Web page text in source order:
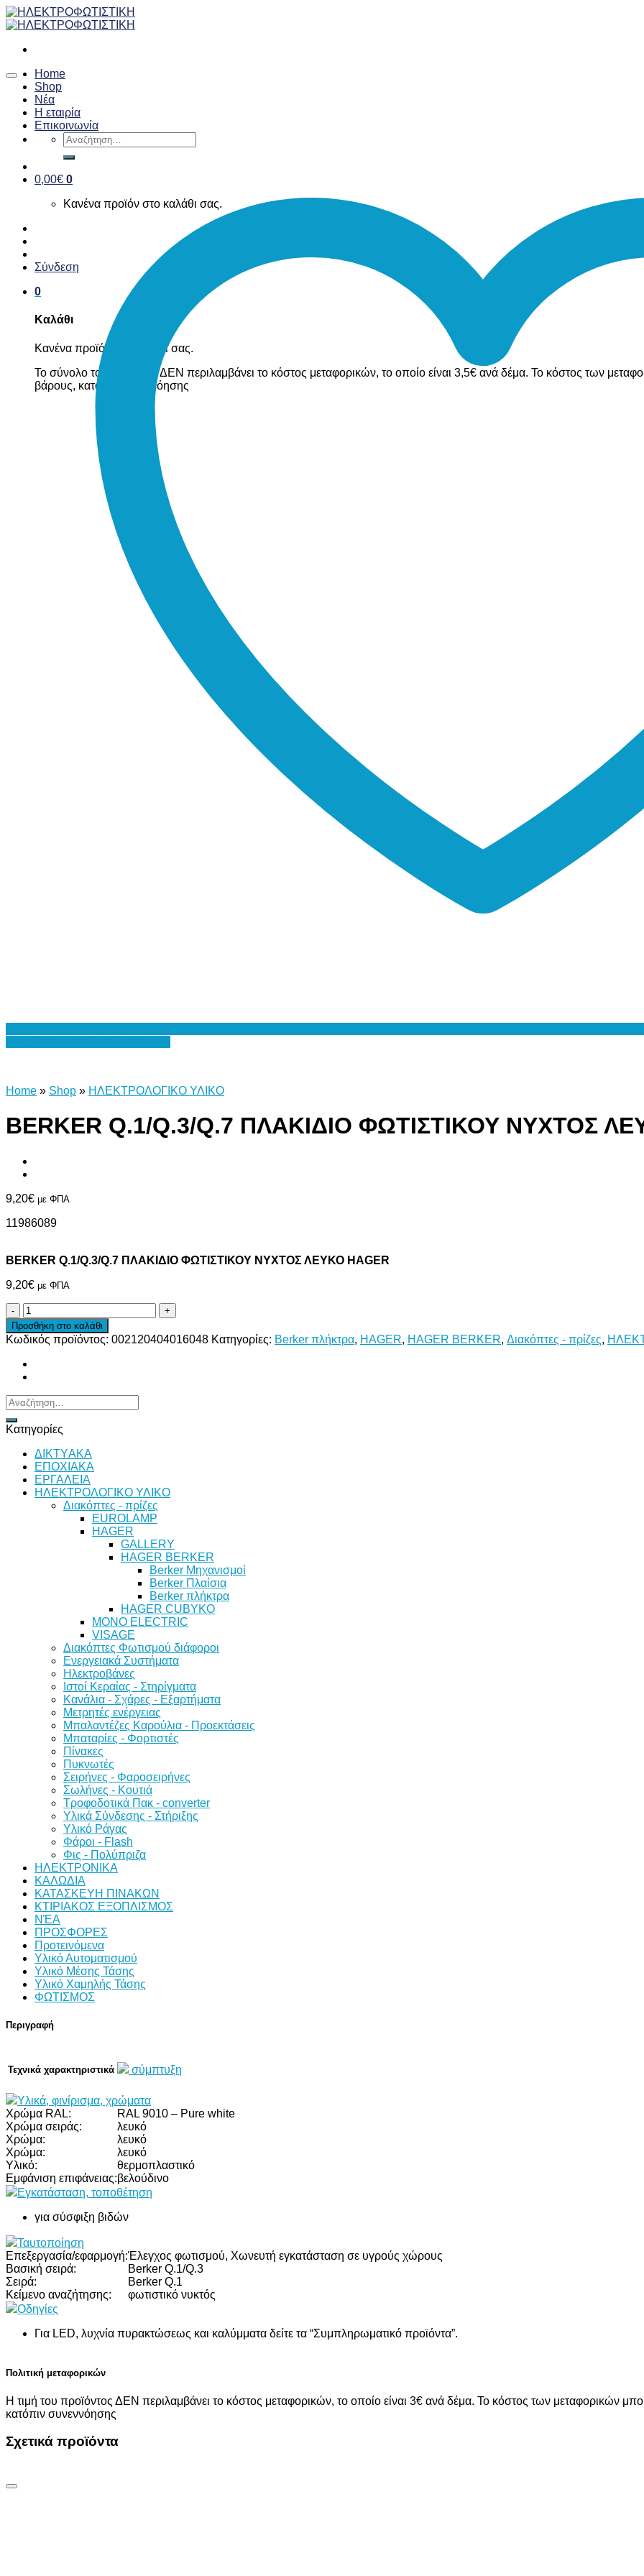
Skip
to
Home
Shop
Νέα
Η εταιρία
Επικοινωνία
Αναζήτηση
για:
0,00€ 0
Κανένα προϊόν στο καλάθι σας.
Σύνδεση
0
Καλάθι
Κανένα προϊόν στο καλάθι σας.
Το σύνολο του καλαθιού ΔΕΝ περιλαμβάνει το κόστος μεταφορικών, το οποίο είναι 3,5€ ανά δέμα. Το κόστος των
βάρους, κατόπιν συνεννόησης
Home » Shop » ΗΛΕΚΤΡΟΛΟΓΙΚΟ ΥΛΙΚΟ
BERKER Q.1/Q.3/Q.7 ΠΛΑΚΙΔΙΟ ΦΩΤΙΣΤΙΚΟΥ ΝΥΧΤΟΣ
9,20€ με ΦΠΑ
11986089
BERKER Q.1/Q.3/Q.7 ΠΛΑΚΙΔΙΟ ΦΩΤΙΣΤΙΚΟΥ ΝΥΧΤΟΣ ΛΕΥΚΟ HAGER
9,20€ με ΦΠΑ
BERKER
Q.1/Q.3/Q.7
ΠΛΑΚΙΔΙΟ
ΦΩΤΙΣΤΙΚΟΥ
ΝΥΧΤΟΣ
ΛΕΥΚΟ
ποσότητα
Προσθήκη στο καλάθι
Κωδικός προϊόντος: 002120404016048 Κατηγορίες: Berker πλήκτρα, HAGER, HAGER BERKER, Διακόπτες - πρίζες,
Αναζήτηση
για:
Κατηγορίες
ΔΙKTΥAKA
ΕΠΟΧΙΑΚΑ
ΕΡΓΑΛΕΙΑ
ΗΛΕΚΤΡΟΛΟΓΙΚΟ ΥΛΙΚΟ
Διακόπτες - πρίζες
EUROLAMP
HAGER
GALLERY
HAGER BERKER
Berker Μηχανισμοί
Berker Πλαίσια
Berker πλήκτρα
HAGER CUBYKO
MONO ELECTRIC
VISAGE
Διακόπτες Φωτισμού διάφοροι
Ενεργειακά Συστήματα
Ηλεκτροβάνες
Ιστοί Κεραίας - Στηρίγματα
Κανάλια - Σχάρες - Εξαρτήματα
Μετρητές ενέργειας
Μπαλαντέζες Καρούλια - Προεκτάσεις
Μπαταρίες - Φορτιστές
Πίνακες
Πυκνωτές
Σειρήνες - Φαροσειρήνες
Σωλήνες - Κουτιά
Τροφοδοτικά Πακ - converter
Υλικά Σύνδεσης - Στήριξης
Υλικό Ράγας
Φάροι - Flash
Φις - Πολύπριζα
ΗΛΕΚΤΡΟΝΙΚΑ
ΚΑΛΩΔΙΑ
ΚΑΤΑΣΚΕΥΗ ΠΙΝΑΚΩΝ
ΚΤΙΡΙΑΚΟΣ ΕΞΟΠΛΙΣΜΟΣ
ΝΈΑ
ΠΡΟΣΦΟΡΕΣ
Προτεινόμενα
Υλικό Αυτοματισμού
Υλικό Μέσης Τάσης
Υλικό Χαμηλής Τάσης
ΦΩΤΙΣΜΟΣ
Περιγραφή
Τεχνικά χαρακτηριστικά σύμπτυξη
Υλικά, φινίρισμα, χρώματα
Χρώμα RAL:
RAL 9010 – Pure white
Χρώμα σειράς:
λευκό
Χρώμα:
λευκό
Χρώμα:
λευκό
Υλικό:
θερμοπλαστικό
Εμφάνιση επιφάνειας:βελούδινο
Εγκατάσταση, τοποθέτηση
για σύσφιξη βιδών
Ταυτοποίηση
Επεξεργασία/εφαρμογή:Έλεγχος φωτισμού, Χωνευτή εγκατάσταση σε υγρούς χώρους
Βασική σειρά:
Berker Q.1/Q.3
Σειρά:
Berker Q.1
Κείμενο αναζήτησης:
φωτιστικό νυκτός
Οδηγίες
Για LED, λυχνία πυρακτώσεως και καλύμματα δείτε τα “Συμπληρωματικό προϊόντα”.
Πολιτική μεταφορικών
Η τιμή του προϊόντος ΔΕΝ περιλαμβάνει το κόστος μεταφορικών, το οποίο είναι 3€ ανά δέμα. Το κόστος των μεταφορικών
κατόπιν συνεννόησης
Σχετικά προϊόντα